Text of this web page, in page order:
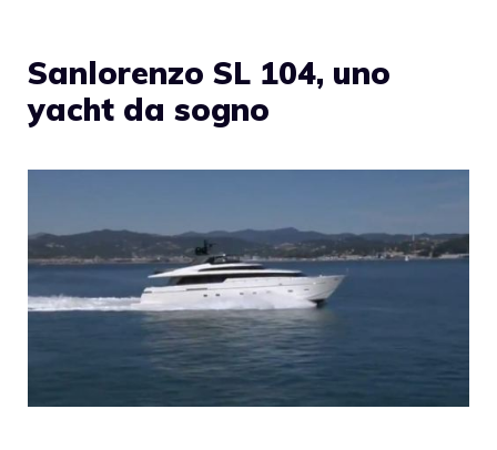
Sanlorenzo SL 104, uno
yacht da sogno